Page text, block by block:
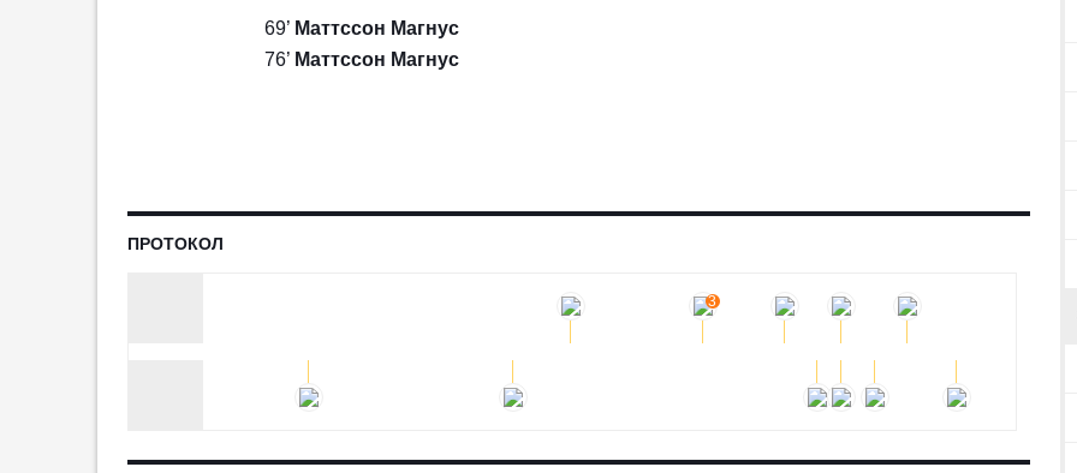
УЕФА сохраняет бойкот турниров
08:32
3
КДК РФС дисквалифицировал
злоупотреблении властью
69’ Маттссон Магнус
76’ Маттссон Магнус
ПРОТОКОЛ
3